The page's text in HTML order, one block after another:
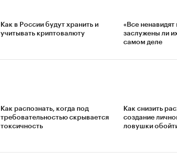
Как в России будут хранить и
учитывать криптовалюту
«Все
заслужены ли
самом деле
Как распознать, когда под
требовательностью скрывается
токсичность
Как снизить
создание
ловушки